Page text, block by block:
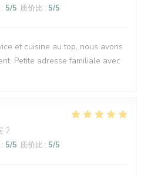
: 5/5 质价比 : 5/5
et cuisine au top, nous avons
Petite adresse familiale avec
2
: 5/5 质价比 : 5/5